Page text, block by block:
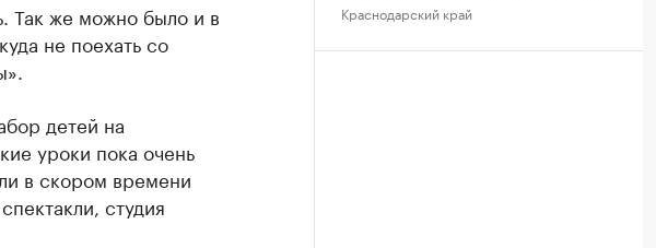
Так же можно было и в
не поехать со
детей на
уроки пока очень
в скором времени
студия
Краснодарский край